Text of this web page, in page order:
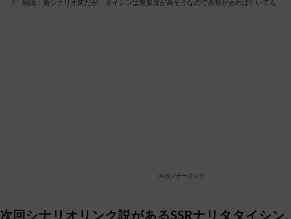
3 結論：新シナリオ前だが、タイシンは重要度が高そうなので余裕があれば引いても
スポンサーリンク
次回シナリオリンク説があるSSRナリタタイシン